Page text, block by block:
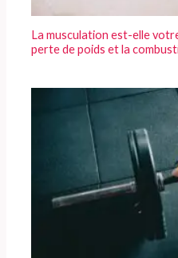
La musculation est-elle
perte de poids et la